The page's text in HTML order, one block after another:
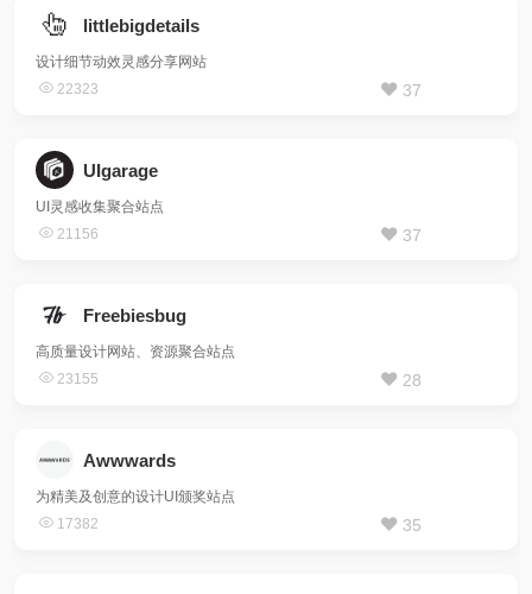
littlebigdetails
设计细节动效灵感分享网站
22323
37
UIgarage
UI灵感收集聚合站点
21156
37
Freebiesbug
高质量设计网站、资源聚合站点
23155
28
Awwwards
为精美及创意的设计UI颁奖站点
17382
35